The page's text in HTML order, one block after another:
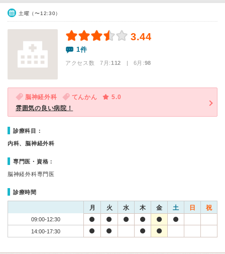
土曜（〜12:30）
3.44
1件
アクセス数 7月:112 | 6月:98
脳神経外科 てんかん
5.0
雰囲気の良い病院！
診療科目：
内科、脳神経外科
専門医・資格：
脳神経外科専門医
診療時間
月 火 水 木 金 土 日 祝
09:00-12:30
14:00-17:30